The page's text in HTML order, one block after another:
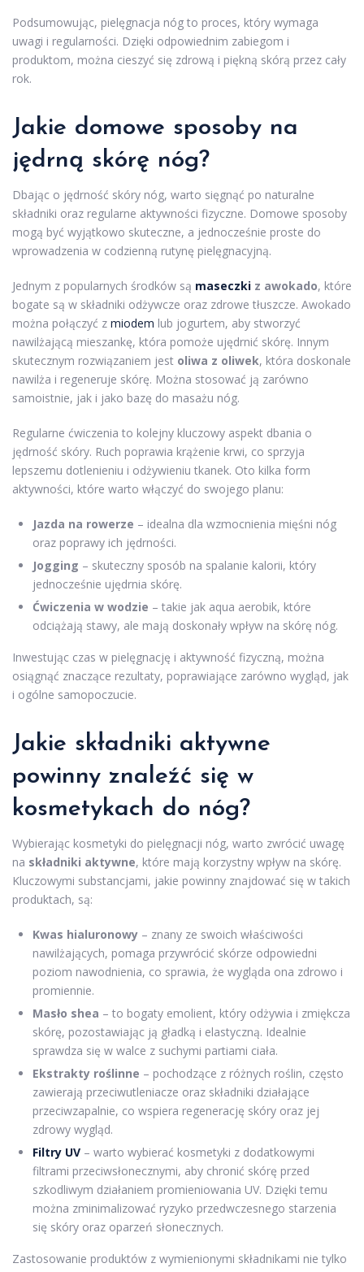
Podsumowując, pielęgnacja nóg to proces, który wymaga
uwagi i regularności. Dzięki odpowiednim zabiegom i
produktom, można cieszyć się zdrową i piękną skórą przez cały
rok.
Jakie domowe sposoby na
jędrną skórę nóg?
Dbając o jędrność skóry nóg, warto sięgnąć po naturalne
składniki oraz regularne aktywności fizyczne. Domowe sposoby
mogą być wyjątkowo skuteczne, a jednocześnie proste do
wprowadzenia w codzienną rutynę pielęgnacyjną.
Jednym z popularnych środków są maseczki z awokado, które
bogate są w składniki odżywcze oraz zdrowe tłuszcze. Awokado
można połączyć z miodem lub jogurtem, aby stworzyć
nawilżającą mieszankę, która pomoże ujędrnić skórę. Innym
skutecznym rozwiązaniem jest oliwa z oliwek, która doskonale
nawilża i regeneruje skórę. Można stosować ją zarówno
samoistnie, jak i jako bazę do masażu nóg.
Regularne ćwiczenia to kolejny kluczowy aspekt dbania o
jędrność skóry. Ruch poprawia krążenie krwi, co sprzyja
lepszemu dotlenieniu i odżywieniu tkanek. Oto kilka form
aktywności, które warto włączyć do swojego planu:
Jazda na rowerze – idealna dla wzmocnienia mięśni nóg
oraz poprawy ich jędrności.
Jogging – skuteczny sposób na spalanie kalorii, który
jednocześnie ujędrnia skórę.
Ćwiczenia w wodzie – takie jak aqua aerobik, które
odciążają stawy, ale mają doskonały wpływ na skórę nóg.
Inwestując czas w pielęgnację i aktywność fizyczną, można
osiągnąć znaczące rezultaty, poprawiające zarówno wygląd, jak
i ogólne samopoczucie.
Jakie składniki aktywne
powinny znaleźć się w
kosmetykach do nóg?
Wybierając kosmetyki do pielęgnacji nóg, warto zwrócić uwagę
na składniki aktywne, które mają korzystny wpływ na skórę.
Kluczowymi substancjami, jakie powinny znajdować się w takich
produktach, są:
Kwas hialuronowy – znany ze swoich właściwości
nawilżających, pomaga przywrócić skórze odpowiedni
poziom nawodnienia, co sprawia, że wygląda ona zdrowo i
promiennie.
Masło shea – to bogaty emolient, który odżywia i zmiękcza
skórę, pozostawiając ją gładką i elastyczną. Idealnie
sprawdza się w walce z suchymi partiami ciała.
Ekstrakty roślinne – pochodzące z różnych roślin, często
zawierają przeciwutleniacze oraz składniki działające
przeciwzapalnie, co wspiera regenerację skóry oraz jej
zdrowy wygląd.
Filtry UV – warto wybierać kosmetyki z dodatkowymi
filtrami przeciwsłonecznymi, aby chronić skórę przed
szkodliwym działaniem promieniowania UV. Dzięki temu
można zminimalizować ryzyko przedwczesnego starzenia
się skóry oraz oparzeń słonecznych.
Zastosowanie produktów z wymienionymi składnikami nie tylko